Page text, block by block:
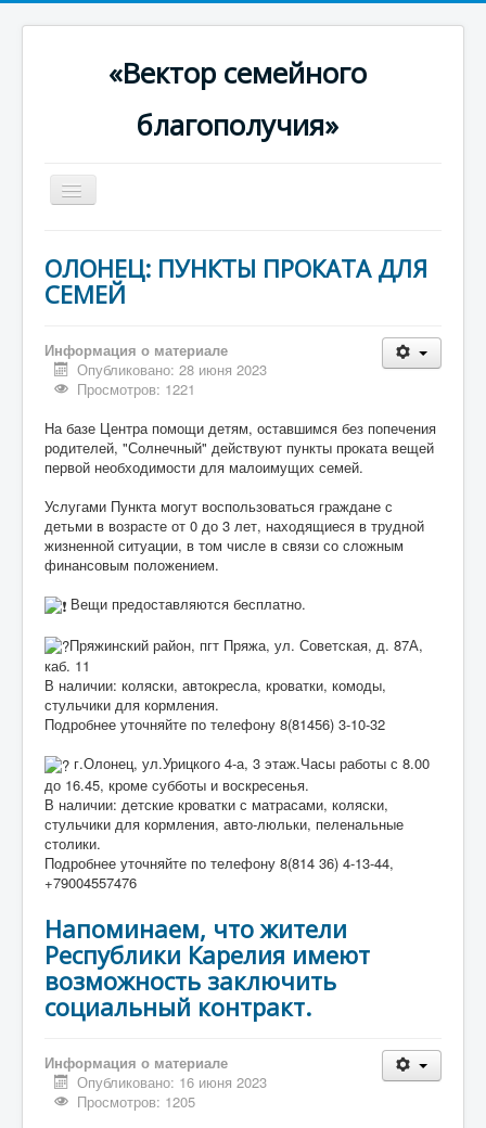
«Вектор семейного
благополучия»
Включить/
выключить
О проекте
Для специалистов
В помощь семье
Новости
ОЛОНЕЦ: ПУНКТЫ ПРОКАТА ДЛЯ
СЕМЕЙ
Информация о материале
Опубликовано: 28 июня 2023
Просмотров: 1221
На базе Центра помощи детям, оставшимся без попечения
родителей, "Солнечный" действуют пункты проката вещей
первой необходимости для малоимущих семей.
Услугами Пункта могут воспользоваться граждане с
детьми в возрасте от 0 до 3 лет, находящиеся в трудной
жизненной ситуации, в том числе в связи со сложным
финансовым положением.
Вещи предоставляются бесплатно.
Пряжинский район, пгт Пряжа, ул. Советская, д. 87А,
каб. 11
В наличии: коляски, автокресла, кроватки, комоды,
стульчики для кормления.
Подробнее уточняйте по телефону 8(81456) 3-10-32
г.Олонец, ул.Урицкого 4-а, 3 этаж.Часы работы с 8.00
до 16.45, кроме субботы и воскресенья.
В наличии: детские кроватки с матрасами, коляски,
стульчики для кормления, авто-люльки, пеленальные
столики.
Подробнее уточняйте по телефону 8(814 36) 4-13-44,
+79004557476
Напоминаем, что жители
Республики Карелия имеют
возможность заключить
социальный контракт.
Информация о материале
Опубликовано: 16 июня 2023
Просмотров: 1205